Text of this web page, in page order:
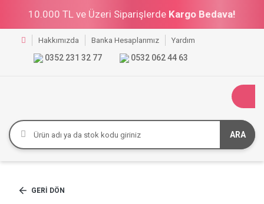
10.000 TL ve Üzeri Siparişlerde Kargo Bedava!
Hakkımızda Banka Hesaplarımız Yardım
0352 231 32 77 0532 062 44 63
ARA
GERI DÖN